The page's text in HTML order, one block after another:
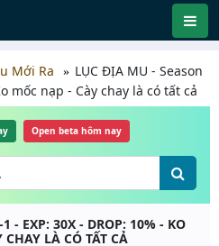
Mới Ra
LỤC ĐỊA MU - Season
mốc nạp - Cày chay là có tất cả
Open beta hôm nay
- EXP: 30X - DROP: 10% - KO
CHAY LÀ CÓ TẤT CẢ